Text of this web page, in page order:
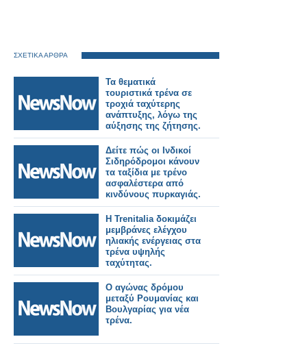
ΣΧΕΤΙΚΑ ΑΡΘΡΑ
Τα θεματικά
τουριστικά τρένα σε
τροχιά ταχύτερης
ανάπτυξης, λόγω της
αύξησης της ζήτησης.
Δείτε πώς οι Ινδικοί
Σιδηρόδρομοι κάνουν
τα ταξίδια με τρένο
ασφαλέστερα από
κινδύνους πυρκαγιάς.
Η Trenitalia δοκιμάζει
μεμβράνες ελέγχου
ηλιακής ενέργειας στα
τρένα υψηλής
ταχύτητας.
Ο αγώνας δρόμου
μεταξύ Ρουμανίας και
Βουλγαρίας για νέα
τρένα.